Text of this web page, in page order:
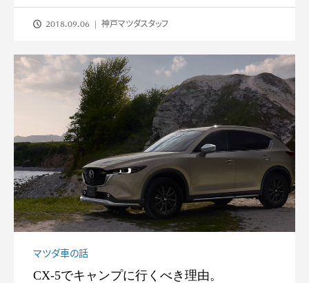
2018.09.06 神戸マツダスタッフ
マツダ車の話
CX-5でキャンプに行くべき理由。